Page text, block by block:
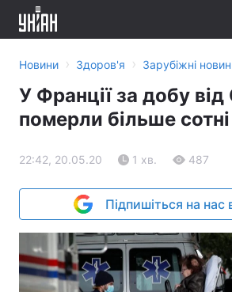
Новини › Здоров'я › Зарубіжні
У Франції за добу від
померли більше сотні
22:42, 20.05.20 1 хв. 487
Підпишіться на нас